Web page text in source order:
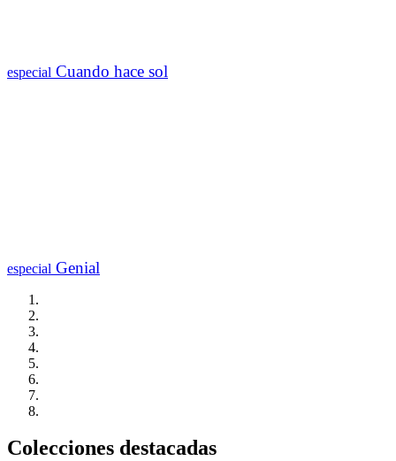
especial Cuando hace sol
especial Genial
Colecciones destacadas